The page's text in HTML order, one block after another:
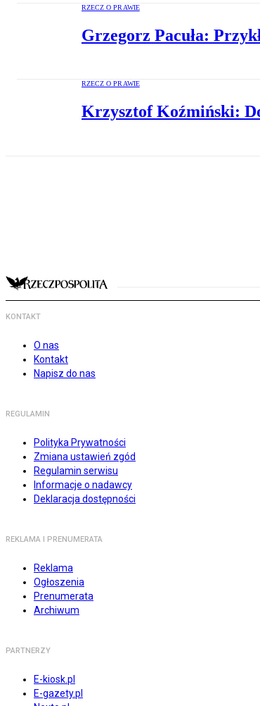
RZECZ O PRAWIE
Grzegorz Pacuła:
RZECZ O PRAWIE
Krzysztof Koźmiński:
KONTAKT
O nas
Kontakt
Napisz do nas
REGULAMIN
Polityka Prywatności
Zmiana ustawień zgód
Regulamin serwisu
Informacje o nadawcy
Deklaracja dostępności
REKLAMA I PRENUMERATA
Reklama
Ogłoszenia
Prenumerata
Archiwum
PARTNERZY
E-kiosk.pl
E-gazety.pl